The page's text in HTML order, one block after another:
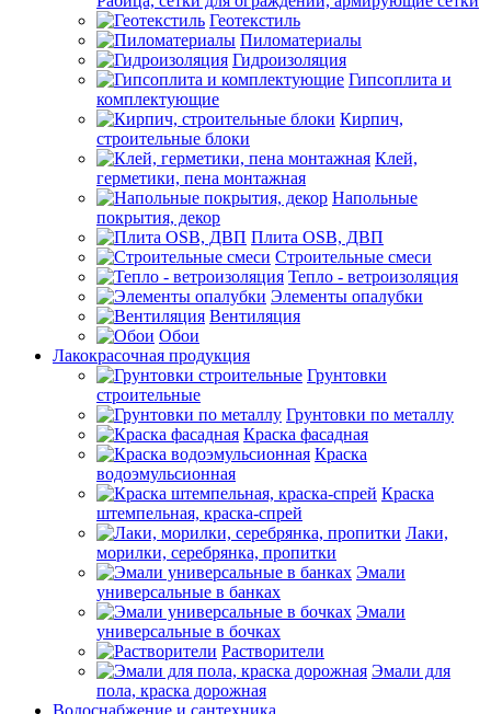
Геотекстиль
Пиломатериалы
Гидроизоляция
Гипсоплита и
комплектующие
Кирпич,
строительные блоки
Клей,
герметики, пена монтажная
Напольные
покрытия, декор
Плита OSB, ДВП
Строительные смеси
Тепло - ветроизоляция
Элементы опалубки
Вентиляция
Обои
Лакокрасочная продукция
Грунтовки
строительные
Грунтовки по металлу
Краска фасадная
Краска
водоэмульсионная
Краска
штемпельная, краска-спрей
Лаки,
морилки, серебрянка, пропитки
Эмали
универсальные в банках
Эмали
универсальные в бочках
Растворители
Эмали для
пола, краска дорожная
Водоснабжение и сантехника